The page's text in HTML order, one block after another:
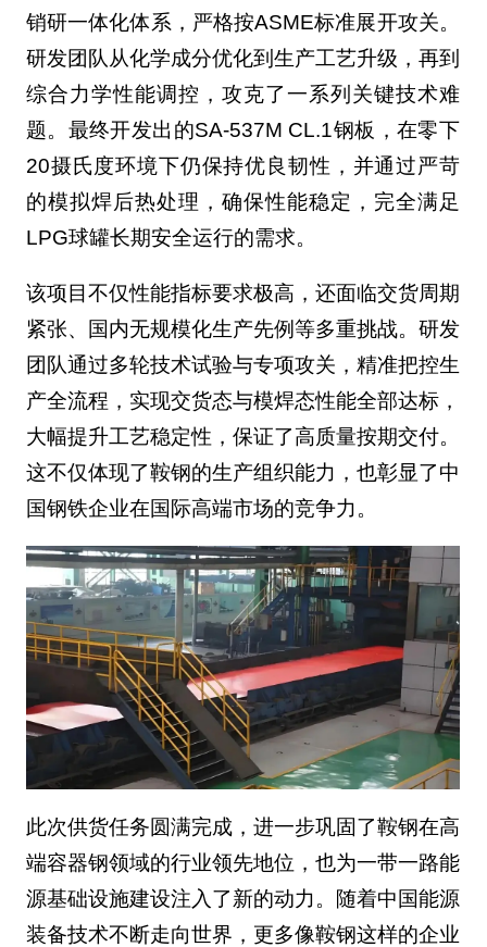
销研一体化体系，严格按ASME标准展开攻关。
研发团队从化学成分优化到生产工艺升级，再到
综合力学性能调控，攻克了一系列关键技术难
题。最终开发出的SA-537M CL.1钢板，在零下
20摄氏度环境下仍保持优良韧性，并通过严苛
的模拟焊后热处理，确保性能稳定，完全满足
LPG球罐长期安全运行的需求。
该项目不仅性能指标要求极高，还面临交货周期
紧张、国内无规模化生产先例等多重挑战。研发
团队通过多轮技术试验与专项攻关，精准把控生
产全流程，实现交货态与模焊态性能全部达标，
大幅提升工艺稳定性，保证了高质量按期交付。
这不仅体现了鞍钢的生产组织能力，也彰显了中
国钢铁企业在国际高端市场的竞争力。
此次供货任务圆满完成，进一步巩固了鞍钢在高
端容器钢领域的行业领先地位，也为一带一路能
源基础设施建设注入了新的动力。随着中国能源
装备技术不断走向世界，更多像鞍钢这样的企业